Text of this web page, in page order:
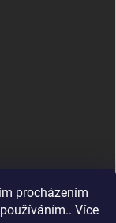
procházením
Více